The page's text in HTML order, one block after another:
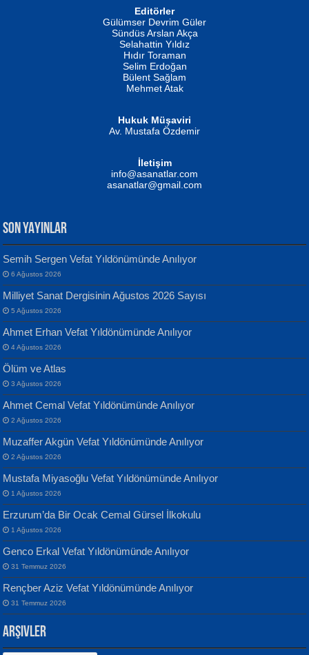
İSMAİL OKUTAN
Erkeklerin Kahrolması Ne Demektir
MUSTAFA KELOĞLU
Yarına İz Bırakmak...
ATİLLA ÖZEN
Sultan Olmadan Önce Eyüp...
EKREM KARABABA
Evvel Zaman Tanrıçası...
Yılmaz Ekinci
Geceye Söylenen...
Banu Sancak
Defterimden İçeri...
İsmail Aydos
İnkisar...
Editörler
Gülümser Devrim Güler
Sündüs Arslan Akça
Selahattin Yıldız
Hıdır Toraman
Selim Erdoğan
Bülent Sağlam
Mehmet Atak
Hukuk Müşaviri
Av. Mustafa Özdemir
İletişim
info@asanatlar.com
asanatlar@gmail.com
SON YAYINLAR
Semih Sergen Vefat Yıldönümünde Anılıyor
6 Ağustos 2026
Milliyet Sanat Dergisinin Ağustos 2026 Sayısı
5 Ağustos 2026
Ahmet Erhan Vefat Yıldönümünde Anılıyor
4 Ağustos 2026
Ölüm ve Atlas
3 Ağustos 2026
Ahmet Cemal Vefat Yıldönümünde Anılıyor
2 Ağustos 2026
Muzaffer Akgün Vefat Yıldönümünde Anılıyor
2 Ağustos 2026
Mustafa Miyasoğlu Vefat Yıldönümünde Anılıyor
1 Ağustos 2026
Erzurum’da Bir Ocak Cemal Gürsel İlkokulu
1 Ağustos 2026
Genco Erkal Vefat Yıldönümünde Anılıyor
31 Temmuz 2026
Rençber Aziz Vefat Yıldönümünde Anılıyor
31 Temmuz 2026
Arşivler